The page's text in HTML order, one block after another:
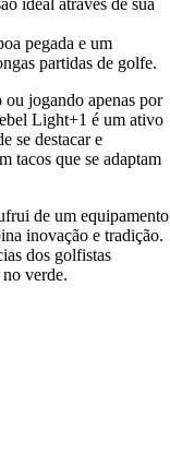
pegada e um
partidas de golfe.
ou jogando apenas por
Light+1 é um ativo
se destacar e
tacos que se adaptam
de um equipamento
inovação e tradição.
dos golfistas
verde.